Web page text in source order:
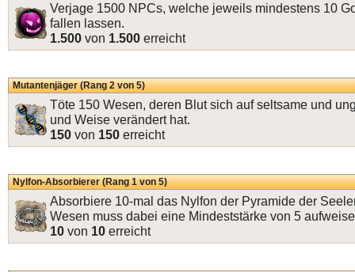
Verjage 1500 NPCs, welche jeweils mindestens 10
fallen lassen.
1.500 von 1.500 erreicht
Mutantenjäger (Rang 2 von 5)
Töte 150 Wesen, deren Blut sich auf seltsame und
und Weise verändert hat.
150 von 150 erreicht
Nylfon-Absorbierer (Rang 1 von 5)
Absorbiere 10-mal das Nylfon der Pyramide der
Wesen muss dabei eine Mindeststärke von 5
10 von 10 erreicht